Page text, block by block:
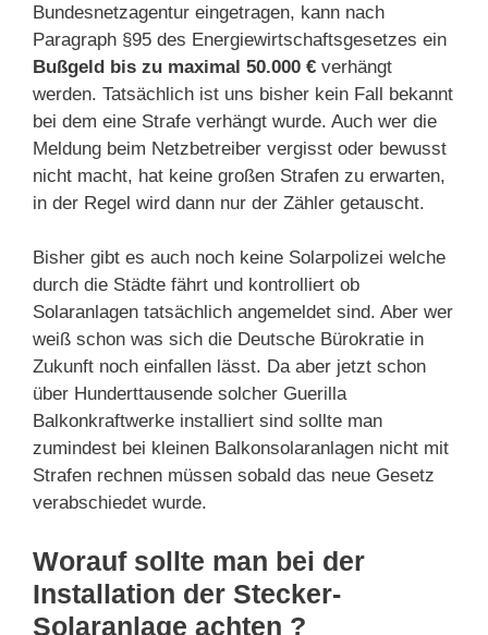
Bundesnetzagentur eingetragen, kann nach
Paragraph §95 des Energiewirtschaftsgesetzes ein
Bußgeld bis zu maximal 50.000 € verhängt
werden. Tatsächlich ist uns bisher kein Fall bekannt
bei dem eine Strafe verhängt wurde. Auch wer die
Meldung beim Netzbetreiber vergisst oder bewusst
nicht macht, hat keine großen Strafen zu erwarten,
in der Regel wird dann nur der Zähler getauscht.
Bisher gibt es auch noch keine Solarpolizei welche
durch die Städte fährt und kontrolliert ob
Solaranlagen tatsächlich angemeldet sind. Aber wer
weiß schon was sich die Deutsche Bürokratie in
Zukunft noch einfallen lässt. Da aber jetzt schon
über Hunderttausende solcher Guerilla
Balkonkraftwerke installiert sind sollte man
zumindest bei kleinen Balkonsolaranlagen nicht mit
Strafen rechnen müssen sobald das neue Gesetz
verabschiedet wurde.
Worauf sollte man bei der
Installation der Stecker-
Solaranlage achten ?